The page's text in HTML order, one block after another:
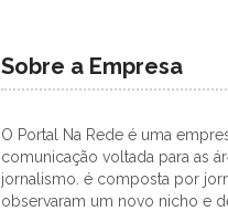
Sobre a Empresa
O Portal Na Rede é uma
comunicação voltada para as
jornalismo. é composta por
observaram um novo nicho e